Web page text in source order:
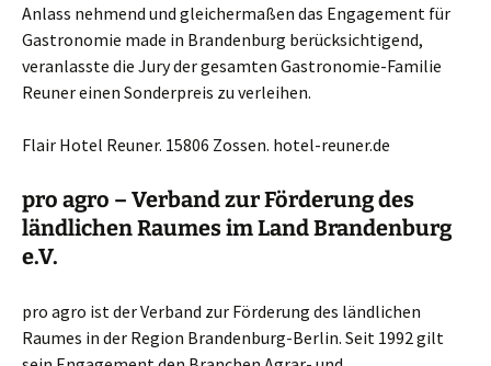
Anlass nehmend und gleichermaßen das Engagement für
Gastronomie made in Brandenburg berücksichtigend,
veranlasste die Jury der gesamten Gastronomie-Familie
Reuner einen Sonderpreis zu verleihen.
Flair Hotel Reuner. 15806 Zossen. hotel-reuner.de
pro agro – Verband zur Förderung des
ländlichen Raumes im Land Brandenburg
e.V.
pro agro ist der Verband zur Förderung des ländlichen
Raumes in der Region Brandenburg-Berlin. Seit 1992 gilt